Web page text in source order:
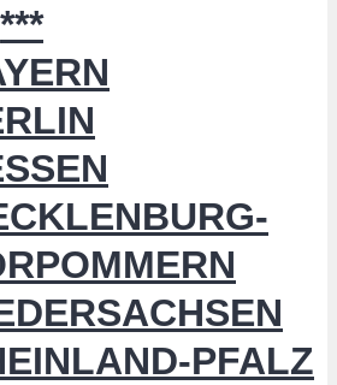
***
PFALZ